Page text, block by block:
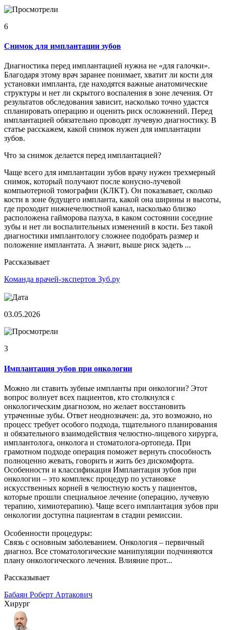
6
Снимок для имплантации зубов
Диагностика перед имплантацией нужна не «для галочки».
Благодаря этому врач заранее понимает, хватит ли кости для
установки импланта, где находятся важные анатомические
структуры и нет ли скрытого воспаления в зоне лечения. От
результатов обследования зависит, насколько точно удастся
спланировать операцию и оценить риск осложнений. Перед
имплантацией обязательно проводят лучевую диагностику. В
статье расскажем, какой снимок нужен для имплантации
зубов.
Что за снимок делается перед имплантацией?
Чаще всего для имплантации зубов врачу нужен трехмерный
снимок, который получают после конусно-лучевой
компьютерной томографии (КЛКТ). Он показывает, сколько
кости в зоне будущего импланта, какой она ширины и высоты,
где проходит нижнечелюстной канал, насколько близко
расположена гайморова пазуха, в каком состоянии соседние
зубы и нет ли воспалительных изменений в кости. Без такой
диагностики имплантологу сложнее подобрать размер и
положение имплантата. А значит, выше риск задеть ...
Рассказывает
Команда врачей-экспертов Зуб.ру
03.05.2026
3
Имплантация зубов при онкологии
Можно ли ставить зубные импланты при онкологии? Этот
вопрос волнует всех пациентов, кто столкнулся с
онкологическим диагнозом, но желает восстановить
утраченные зубы. Ответ неоднозначен: да, это возможно, но
процесс требует особого подхода, тщательного планирования
и обязательного взаимодействия челюстно-лицевого хирурга,
имплантолога, онколога и стоматолога-ортопеда. При
грамотном подходе операция поможет вернуть способность
полноценно жевать, говорить и жить без дискомфорта.
Особенности и классификация Имплантация зубов при
онкологии – это комплекс процедур по установке
искусственных корней в челюстную кость у пациентов,
которые прошли специальное лечение (операцию, лучевую
терапию, химиотерапию). Чаще всего имплантация зубов при
онкологии доступна пациентам в стадии ремиссии.
Особенности процедуры:
Связь с основным заболеванием. Онкология – первичный
диагноз. Все стоматологические манипуляции подчиняются
плану онкологического лечения. Влияние прот...
Рассказывает
Бабаян Роберт Артакович
Хирург